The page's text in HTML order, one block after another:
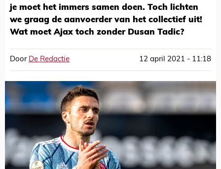
je moet het immers samen doen. Toch lichten
we graag de aanvoerder van het collectief uit!
Wat moet Ajax toch zonder Dusan Tadic?
Door De Redactie 12 april 2021 - 11:18